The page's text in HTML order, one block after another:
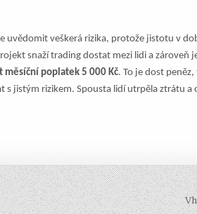
uvědomit veškerá rizika, protože jistotu v
snaží trading dostat mezi lidi a zároveň
měsíční poplatek 5 000 Kč. To je dost
jistým rizikem. Spousta lidí utrpěla ztrátu a